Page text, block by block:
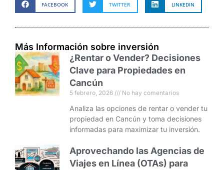
FACEBOOK TWITTER LINKEDIN
Más Información sobre inversión
¿Rentar o Vender? Decisiones
Clave para Propiedades en
Cancún
5 febrero, 2026 No hay comentarios
Analiza las opciones de rentar o vender tu
propiedad en Cancún y toma decisiones
informadas para maximizar tu inversión.
Aprovechando las Agencias de
Viajes en Línea (OTAs) para